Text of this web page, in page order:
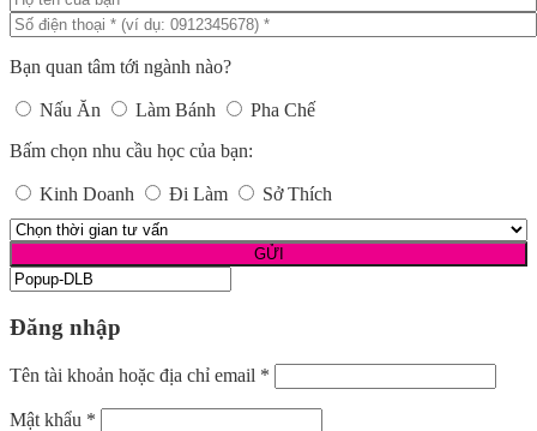
Bạn quan tâm tới ngành nào?
Nấu Ăn Làm Bánh
Pha Chế
Bấm chọn nhu cầu học của bạn:
Kinh Doanh Đi Làm Sở Thích
Đăng nhập
Tên tài khoản hoặc địa chỉ email *
Mật khẩu *